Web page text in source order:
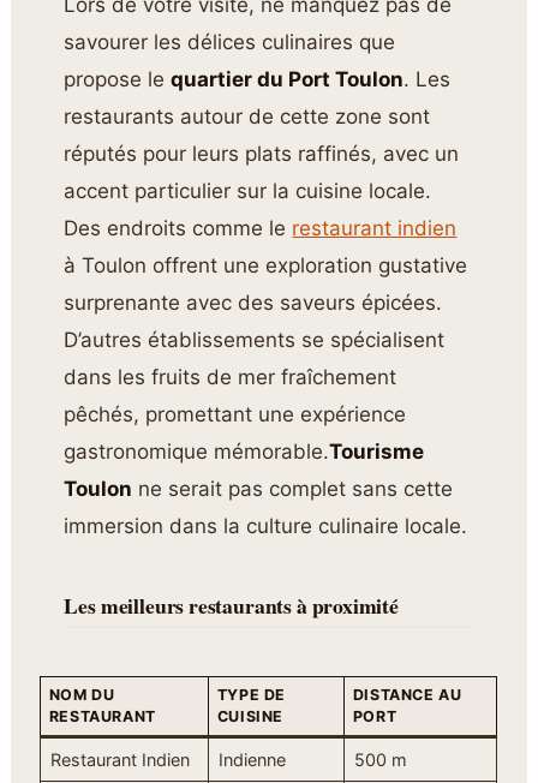
Lors de votre visite, ne manquez pas de
savourer les délices culinaires que
propose lequartier du Port Toulon. Les
restaurants autour de cette zone sont
réputés pour leurs plats raffinés, avec un
accent particulier sur la cuisine locale.
Des endroits comme le restaurant indien
à Toulon offrent une exploration gustative
surprenante avec des saveurs épicées.
D’autres établissements se spécialisent
dans les fruits de mer fraîchement
pêchés, promettant une expérience
gastronomique mémorable.Tourisme
Toulon ne serait pas complet sans cette
immersion dans la culture culinaire locale.
Les meilleurs restaurants à proximité
NOM DU
RESTAURANT
TYPE DE
CUISINE
DISTANCE AU
PORT
Restaurant Indien Indienne 500 m